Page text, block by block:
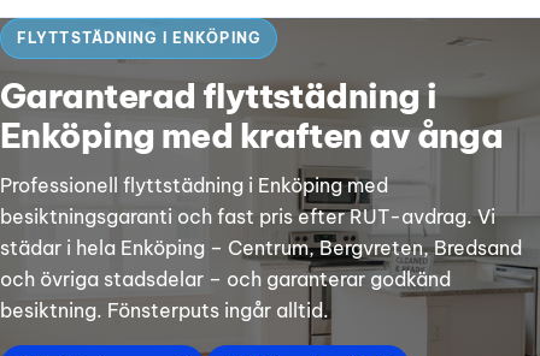
FLYTTSTÄDNING I ENKÖPING
Garanterad flyttstädning i
Enköping med kraften av ånga
Professionell flyttstädning i Enköping med
besiktningsgaranti och fast pris efter RUT-avdrag. Vi
städar i hela Enköping – Centrum, Bergvreten, Bredsand
och övriga stadsdelar – och garanterar godkänd
besiktning. Fönsterputs ingår alltid.